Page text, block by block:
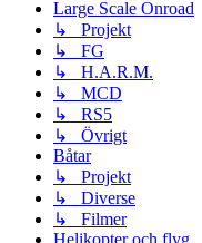
Large Scale Onroad
↳ Projekt
↳ FG
↳ H.A.R.M.
↳ MCD
↳ RS5
↳ Övrigt
Båtar
↳ Projekt
↳ Diverse
↳ Filmer